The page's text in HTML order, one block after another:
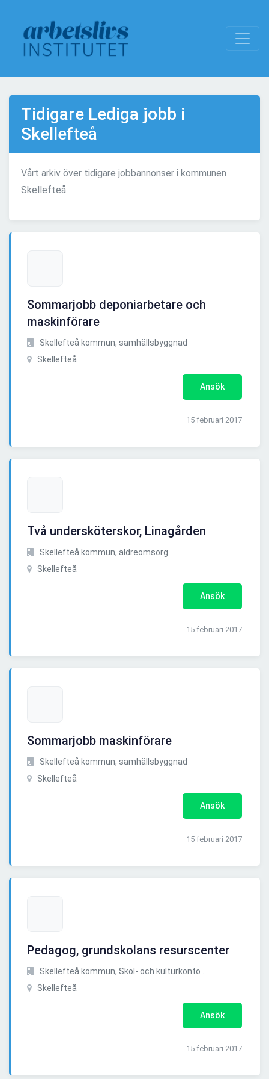
Tidigare Lediga jobb i
Skellefteå
Vårt arkiv över tidigare jobbannonser i kommunen
Skellefteå
Sommarjobb deponiarbetare och
maskinförare
Skellefteå kommun, samhällsbyggnad
Skellefteå
Ansök
15 februari 2017
Två undersköterskor, Linagården
Skellefteå kommun, äldreomsorg
Skellefteå
Ansök
15 februari 2017
Sommarjobb maskinförare
Skellefteå kommun, samhällsbyggnad
Skellefteå
Ansök
15 februari 2017
Pedagog, grundskolans resurscenter
Skellefteå kommun, Skol- och kulturkonto ..
Skellefteå
Ansök
15 februari 2017